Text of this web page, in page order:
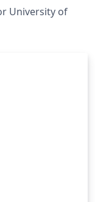
University of